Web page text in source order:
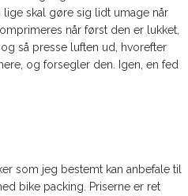
skal gøre sig lidt umage når
når først den er lukket,
så presse luften ud, hvorefter
og forsegler den. Igen, en fed
som jeg bestemt kan anbefale til
bike packing. Priserne er ret